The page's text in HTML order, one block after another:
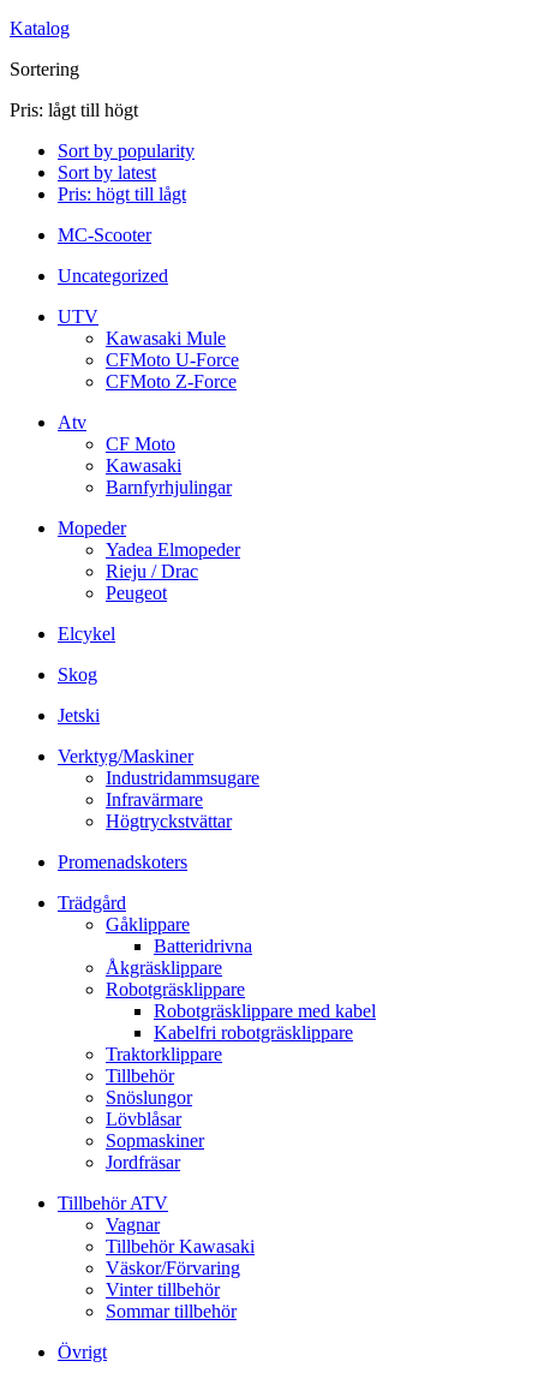
Katalog
Sortering
Pris: lågt till högt
Sort by popularity
Sort by latest
Pris: högt till lågt
MC-Scooter
Uncategorized
UTV
Kawasaki Mule
CFMoto U-Force
CFMoto Z-Force
Atv
CF Moto
Kawasaki
Barnfyrhjulingar
Mopeder
Yadea Elmopeder
Rieju / Drac
Peugeot
Elcykel
Skog
Jetski
Verktyg/Maskiner
Industridammsugare
Infravärmare
Högtryckstvättar
Promenadskoters
Trädgård
Gåklippare
Batteridrivna
Åkgräsklippare
Robotgräsklippare
Robotgräsklippare med kabel
Kabelfri robotgräsklippare
Traktorklippare
Tillbehör
Snöslungor
Lövblåsar
Sopmaskiner
Jordfräsar
Tillbehör ATV
Vagnar
Tillbehör Kawasaki
Väskor/Förvaring
Vinter tillbehör
Sommar tillbehör
Övrigt